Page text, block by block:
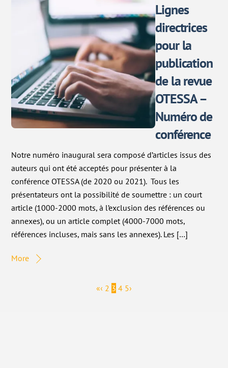
Lignes
directrices
pour la
publication
de la revue
OTESSA –
Numéro de
conférence
Notre numéro inaugural sera composé d’articles issus des
auteurs qui ont été acceptés pour présenter à la
conférence OTESSA (de 2020 ou 2021). Tous les
présentateurs ont la possibilité de soumettre : un court
article (1000-2000 mots, à l’exclusion des références ou
annexes), ou un article complet (4000-7000 mots,
références incluses, mais sans les annexes). Les […]
More
«‹ 2 3 4 5›